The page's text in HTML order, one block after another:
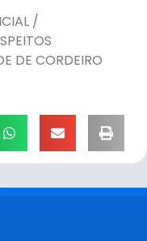
/
DE CORDEIRO